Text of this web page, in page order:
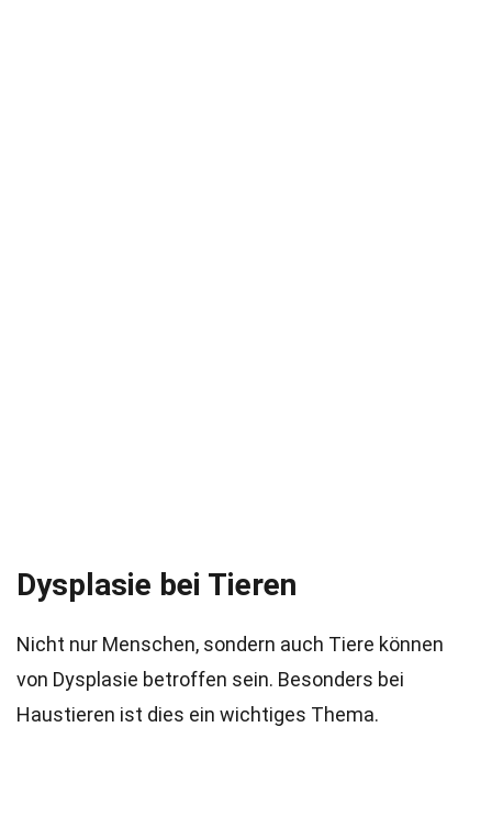
Dysplasie bei Tieren
Nicht nur Menschen, sondern auch Tiere können
von Dysplasie betroffen sein. Besonders bei
Haustieren ist dies ein wichtiges Thema.